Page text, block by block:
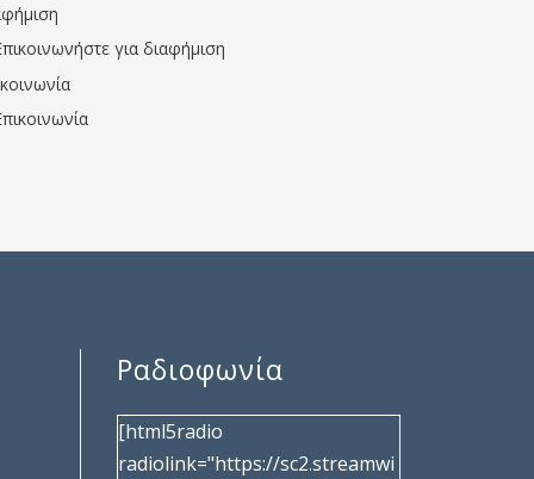
για διαφήμιση
Ραδιοφωνία
[html5radio
radiolink="https://sc2.streamwi